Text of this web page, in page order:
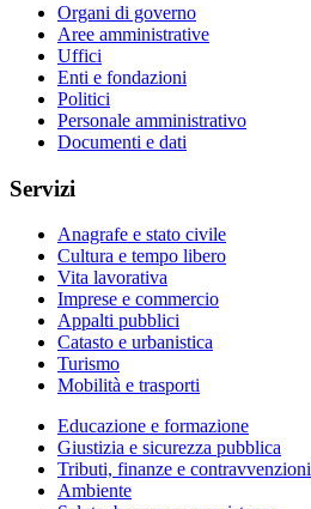
Organi di governo
Aree amministrative
Uffici
Enti e fondazioni
Politici
Personale amministrativo
Documenti e dati
Servizi
Anagrafe e stato civile
Cultura e tempo libero
Vita lavorativa
Imprese e commercio
Appalti pubblici
Catasto e urbanistica
Turismo
Mobilità e trasporti
Educazione e formazione
Giustizia e sicurezza pubblica
Tributi, finanze e contravvenzioni
Ambiente